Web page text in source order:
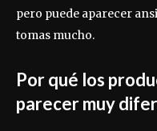
pero puede aparecer
tomas mucho.
Por qué los
parecer muy